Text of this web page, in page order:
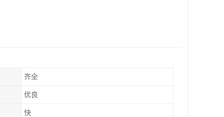
齐全
优良
快